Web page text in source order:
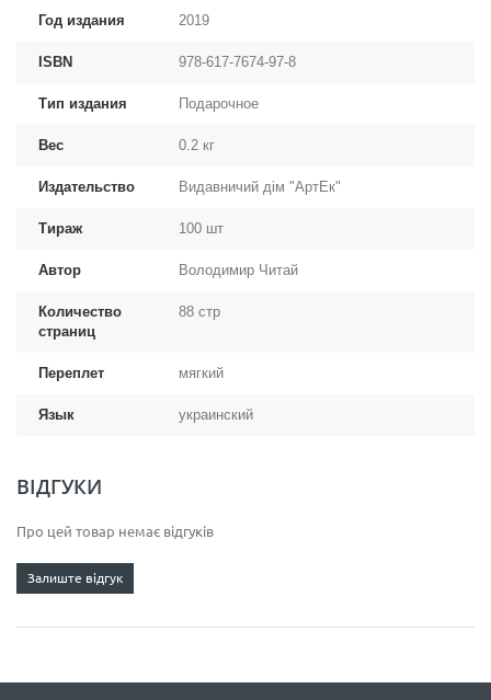
Год издания 2019
ISBN 978-617-7674-97-8
Тип издания Подарочное
Вес 0.2 кг
Издательство Видавничий дім "АртЕк"
Тираж 100 шт
Автор Володимир Читай
Количество
страниц
88 стр
Переплет мягкий
Язык украинский
ВІДГУКИ
Про цей товар немає відгуків
Залиште відгук